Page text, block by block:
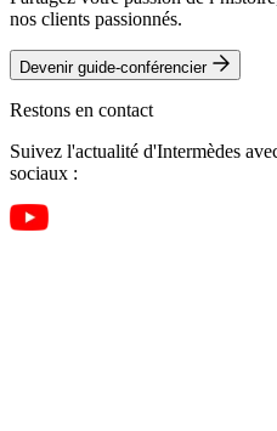
nos clients passionnés.
Devenir guide-conférencier
Restons en contact
Suivez l'actualité d'Intermèdes
sociaux :